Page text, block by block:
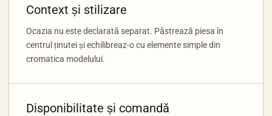
Context și stilizare
Ocazia nu este declarată separat. Păstrează piesa în
centrul ținutei și echilibreaz-o cu elemente simple din
cromatica modelului.
Disponibilitate și comandă